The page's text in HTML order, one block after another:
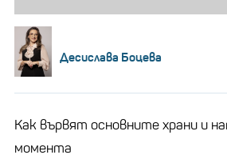
Десислава Боцева
Как вървят основните храни и
момента